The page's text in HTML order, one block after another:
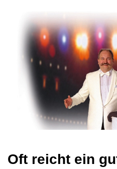
Oft reicht ein